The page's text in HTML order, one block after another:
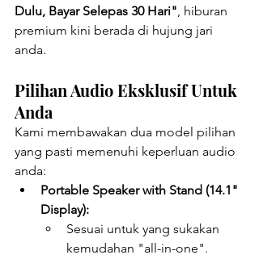
Dulu, Bayar Selepas 30 Hari", hiburan
premium kini berada di hujung jari
anda.
Pilihan Audio Eksklusif Untuk
Anda
Kami membawakan dua model pilihan
yang pasti memenuhi keperluan audio
anda:
Portable Speaker with Stand (14.1"
Display):
Sesuai untuk yang sukakan
kemudahan "all-in-one".